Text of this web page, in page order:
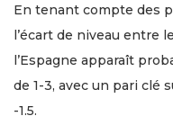
En tenant compte des
l’écart de niveau entre
l’Espagne apparaît
de 1-3, avec un pari clé
-1.5.